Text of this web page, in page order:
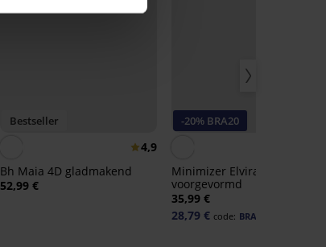
Bestseller
4,9
Bh Maia 4D gladmakend
52,99 €
-20% BRA20
Minimizer Elvira niet-
voorgevormd
35,99 €
28,79 € code: BRA20